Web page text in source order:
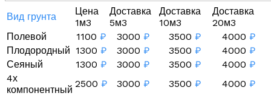
Вид грунта
Цена
1м3
Доставка
5м3
Доставка
10м3
Доставка
20м3
Полевой
1100 ₽ 3000 ₽ 3500 ₽ 4000 ₽
Плодородный 1300 ₽ 3000 ₽ 3500 ₽ 4000 ₽
Сеяный
1300 ₽ 3000 ₽ 3500 ₽ 4000 ₽
4х
компонентный
2500 ₽ 3000 ₽ 3500 ₽ 4000 ₽